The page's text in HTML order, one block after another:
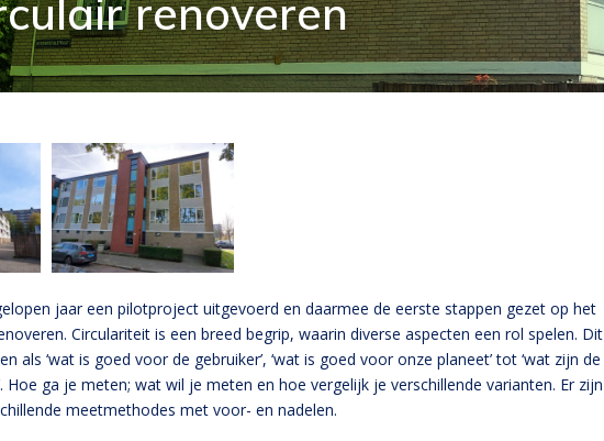
renoveren
jaar een pilotproject uitgevoerd en daarmee de eerste stappen gezet op het
Circulariteit is een breed begrip, waarin diverse aspecten een rol spelen. Dit
als ‘wat is goed voor de gebruiker’, ‘wat is goed voor onze planeet’ tot ‘wat zijn de
Hoe ga je meten; wat wil je meten en hoe vergelijk je verschillende varianten. Er zijn
meetmethodes met voor- en nadelen.